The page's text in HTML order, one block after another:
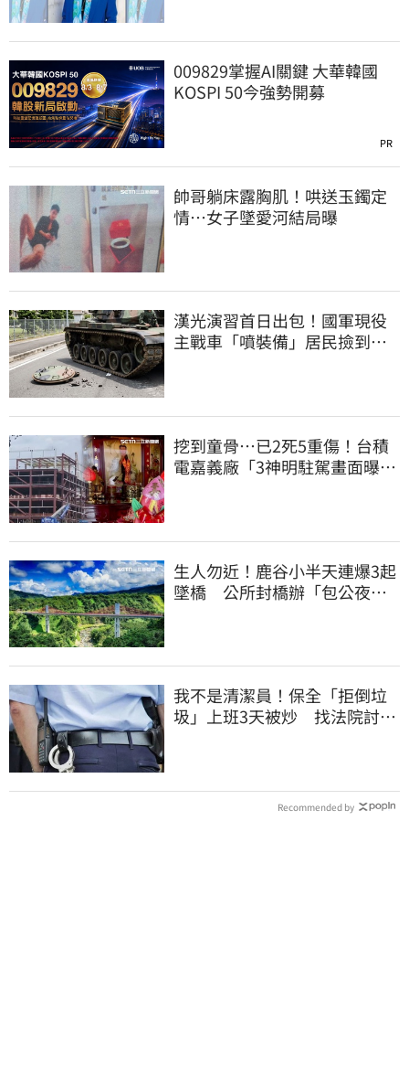
009829掌握AI關鍵 大華韓國
KOSPI 50今強勢開募
PR
帥哥躺床露胸肌！哄送玉鐲定
情…女子墜愛河結局曝
漢光演習首日出包！國軍現役
主戰車「噴裝備」居民撿到零
挖到童骨…已2死5重傷！台積
電嘉義廠「3神明駐駕畫面曝
生人勿近！鹿谷小半天連爆3起
墜橋 公所封橋辦「包公夜
我不是清潔員！保全「拒倒垃
圾」上班3天被炒 找法院討公
Recommended by